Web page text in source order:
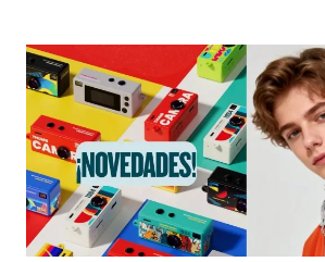
U
R
A
R
,
I
M
P
R
I
H
O
T
O
E
S
T
A
R
Á